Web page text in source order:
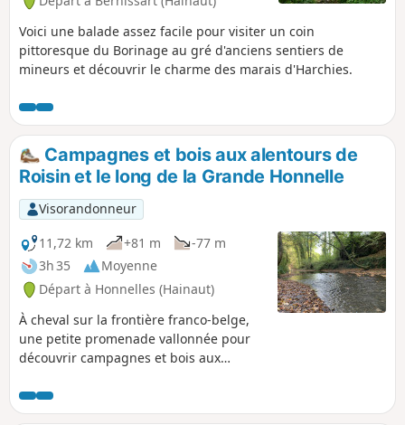
Voici une balade assez facile pour visiter un coin
pittoresque du Borinage au gré d'anciens sentiers de
mineurs et découvrir le charme des marais d'Harchies.
Campagnes et bois aux alentours de
Roisin et le long de la Grande Honnelle
Visorandonneur
11,72 km
+81 m
-77 m
3h 35
Moyenne
Départ à Honnelles (Hainaut)
À cheval sur la frontière franco-belge,
une petite promenade vallonnée pour
découvrir campagnes et bois aux
parcours suit le cours de la Grande
Honnelle, charmant ruisseau. Le